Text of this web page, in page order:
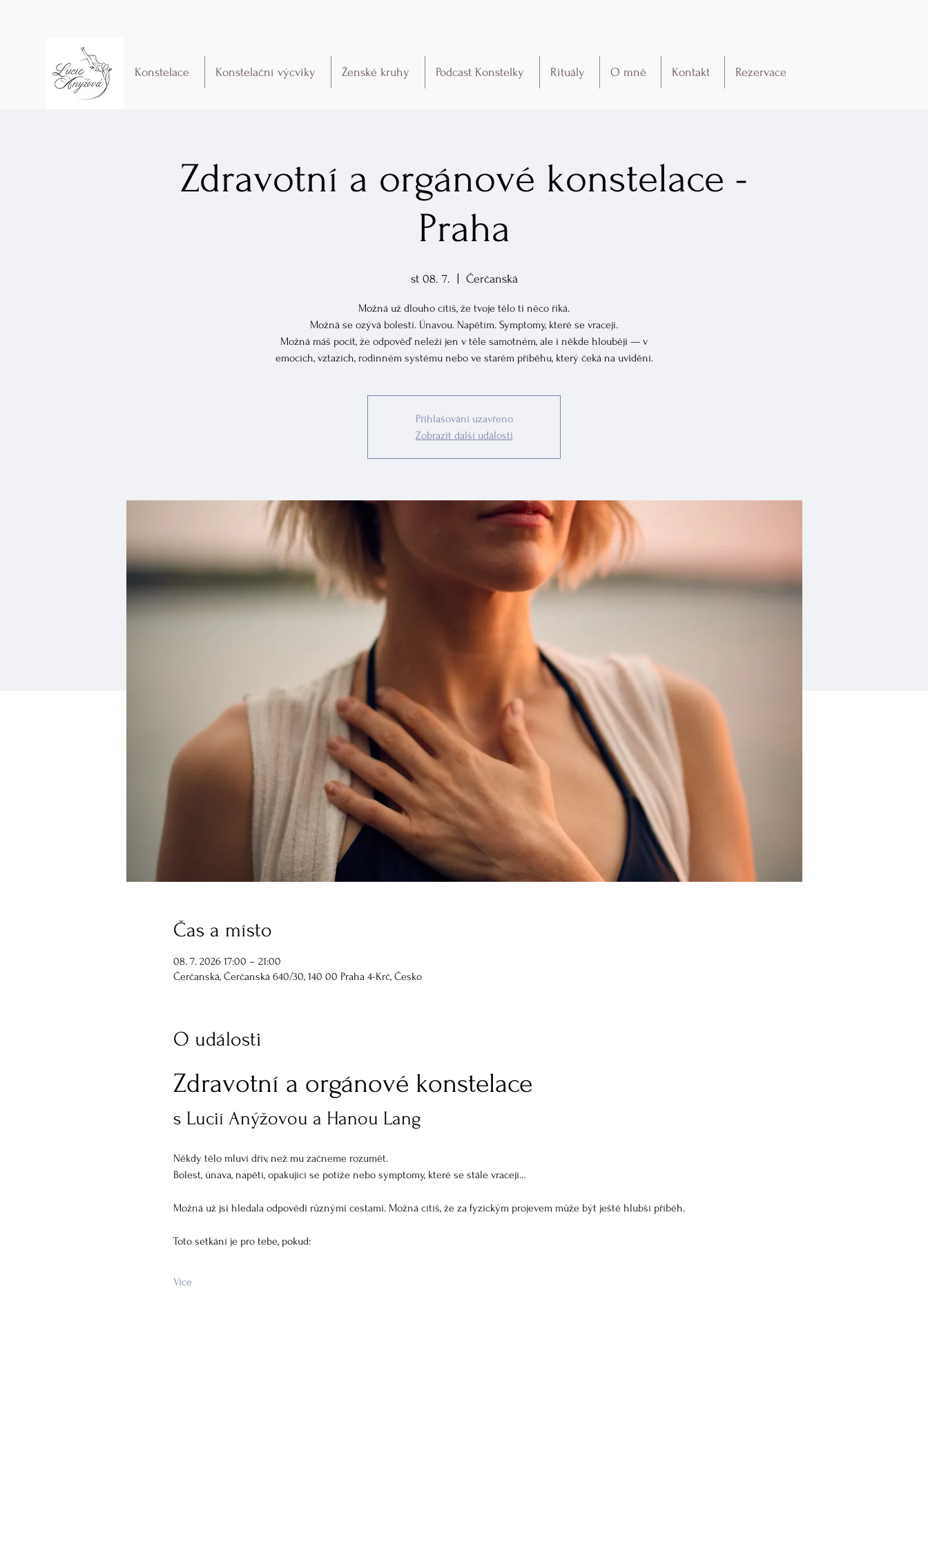
Konstelace Konstelační výcviky Ženské kruhy Podcast Konstelky Rituály O mně Kontakt Rezervace
Zdravotní a orgánové konstelace -
Praha
st 08. 7. Čerčanská
Možná už dlouho cítíš, že tvoje tělo ti něco říká.
Možná se ozývá bolestí. Únavou. Napětím. Symptomy, které se vracejí.
Možná máš pocit, že odpověď neleží jen v těle samotném, ale i někde hlouběji — v
emocích, vztazích, rodinném systému nebo ve starém příběhu, který čeká na uvidění.
Přihlašování uzavřeno
Zobrazit další události
Čas a místo
08. 7. 2026 17:00 – 21:00
Čerčanská, Čerčanská 640/30, 140 00 Praha 4-Krč, Česko
O události
Zdravotní a orgánové konstelace
s Lucií Anýžovou a Hanou Lang
Někdy tělo mluví dřív, než mu začneme rozumět.
Bolest, únava, napětí, opakující se potíže nebo symptomy, které se stále vracejí…
Možná už jsi hledala odpovědi různými cestami. Možná cítíš, že za fyzickým projevem může být ještě hlubší příběh.
Toto setkání je pro tebe, pokud:
Více